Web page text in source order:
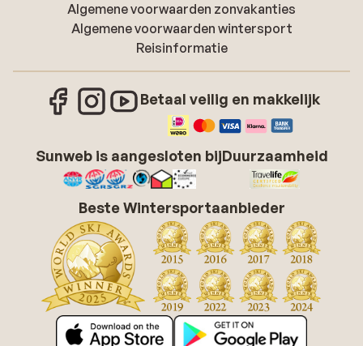
Algemene voorwaarden zonvakanties
Algemene voorwaarden wintersport
Reisinformatie
Betaal veilig en makkelijk
Sunweb is aangesloten bijDuurzaamheid
Beste Wintersportaanbieder